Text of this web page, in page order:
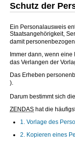
Schutz der
Ein Personalausweis
Staatsangehörigkeit,
damit
Immer dann, wenn
das Verlangen der
Das Erheben
).
Darum bestimmt sich
ZENDAS hat die
1. Vorlage des
2. Kopieren eines